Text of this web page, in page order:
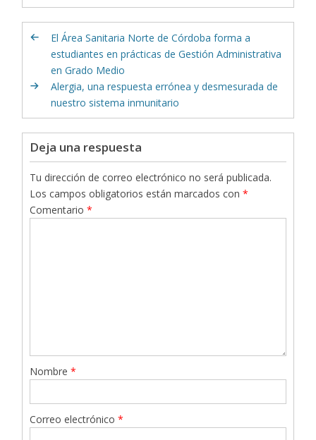
El Área Sanitaria Norte de Córdoba forma a
estudiantes en prácticas de Gestión Administrativa
en Grado Medio
Alergia, una respuesta errónea y desmesurada de
nuestro sistema inmunitario
Deja una respuesta
Tu dirección de correo electrónico no será publicada.
Los campos obligatorios están marcados con*
Comentario*
Nombre*
Correo electrónico*